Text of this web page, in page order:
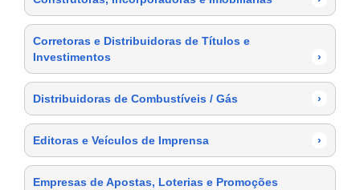
Corretoras e Distribuidoras de Títulos e
Investimentos
›
Distribuidoras de Combustíveis / Gás ›
Editoras e Veículos de Imprensa ›
Empresas de Apostas, Loterias e Promoções